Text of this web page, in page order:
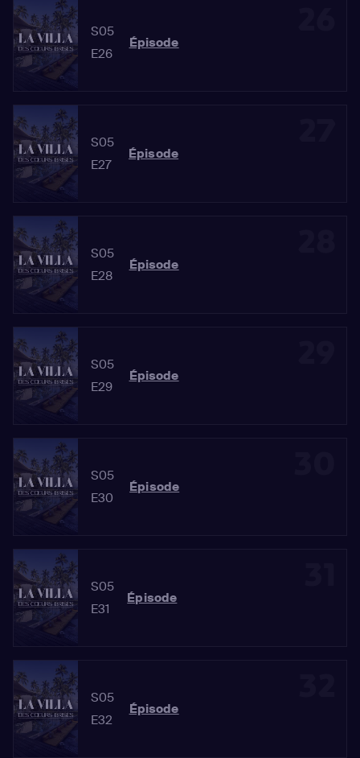
S05
E26
Épisode
S05
E27
Épisode
S05
E28
Épisode
S05
E29
Épisode
S05
E30
Épisode
S05
E31
Épisode
S05
E32
Épisode